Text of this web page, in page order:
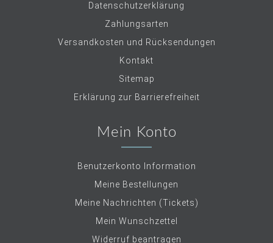
Datenschutzerklärung
Zahlungsarten
Versandkosten und Rücksendungen
Kontakt
Sitemap
Erklärung zur Barrierefreiheit
Mein Konto
Benutzerkonto Information
Meine Bestellungen
Meine Nachrichten (Tickets)
Mein Wunschzettel
Widerruf beantragen